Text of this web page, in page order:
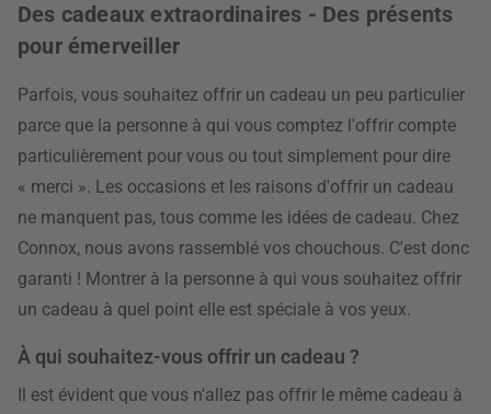
Des cadeaux extraordinaires - Des présents
pour émerveiller
Parfois, vous souhaitez offrir un cadeau un peu particulier
parce que la personne à qui vous comptez l'offrir compte
particulièrement pour vous ou tout simplement pour dire
« merci ». Les occasions et les raisons d'offrir un cadeau
ne manquent pas, tous comme les idées de cadeau. Chez
Connox, nous avons rassemblé vos chouchous. C'est donc
garanti ! Montrer à la personne à qui vous souhaitez offrir
un cadeau à quel point elle est spéciale à vos yeux.
À qui souhaitez-vous offrir un cadeau ?
Il est évident que vous n'allez pas offrir le même cadeau à